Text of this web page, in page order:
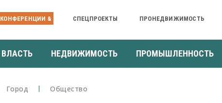
КОНФЕРЕНЦИИ & СПЕЦПРОЕКТЫ ПРОНЕДВИЖИМОСТЬ
ВЛАСТЬ НЕДВИЖИМОСТЬ ПРОМЫШЛЕННОСТЬ
Город Общество